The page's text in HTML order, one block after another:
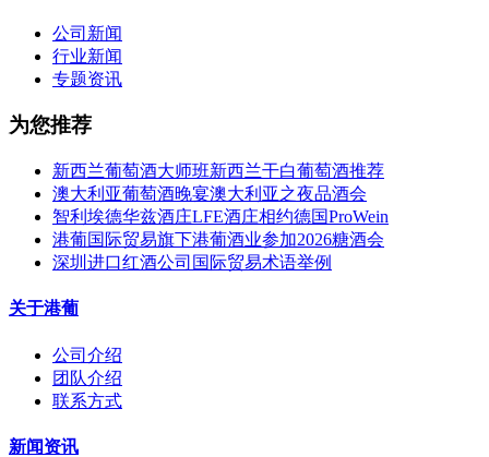
公司新闻
行业新闻
专题资讯
为您推荐
新西兰葡萄酒大师班新西兰干白葡萄酒推荐
澳大利亚葡萄酒晚宴澳大利亚之夜品酒会
智利埃德华兹酒庄LFE酒庄相约德国ProWein
港葡国际贸易旗下港葡酒业参加2026糖酒会
深圳进口红酒公司国际贸易术语举例
关于港葡
公司介绍
团队介绍
联系方式
新闻资讯